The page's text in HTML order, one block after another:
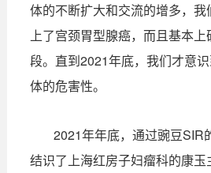
体的不断扩大和交流的增多，
上了宫颈胃型腺癌，而且基本
段。直到2021年底，我们才意
体的危害性。
2021年年底，通过豌豆SIR
结识了上海红房子妇瘤科的康